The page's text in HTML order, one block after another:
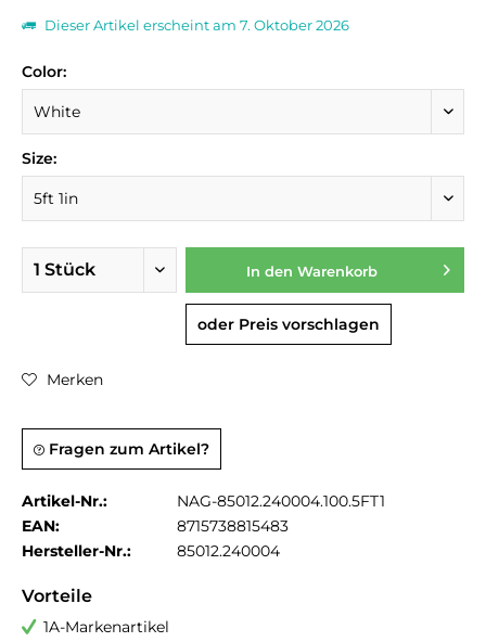
Dieser Artikel erscheint am 7. Oktober 2026
Color:
Size:
In den Warenkorb
oder Preis vorschlagen
Merken
Fragen zum Artikel?
Artikel-Nr.:
NAG-85012.240004.100.5FT1
EAN:
8715738815483
Hersteller-Nr.:
85012.240004
Vorteile
1A-Markenartikel